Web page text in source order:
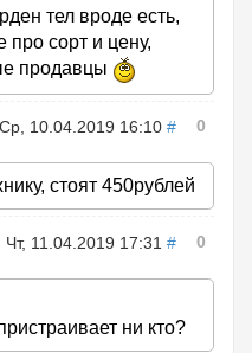
тел вроде есть,
про сорт и цену,
продавцы
Ср, 10.04.2019 16:10 # 0
стоят 450рублей
Чт, 11.04.2019 17:31 # 0
ни кто?